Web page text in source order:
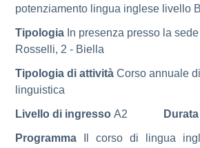
potenziamento lingua inglese livello
Tipologia In presenza presso la
Rosselli, 2 - Biella
Tipologia di attività Corso annuale
linguistica
Livello di ingresso A2
Programma Il corso di lingua